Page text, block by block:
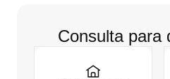
Consulta para